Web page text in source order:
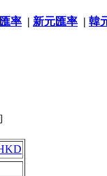
率 | 新元匯率 | 韓